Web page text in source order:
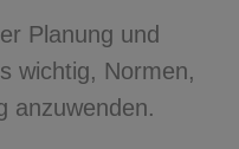
Planung und
wichtig, Normen,
anzuwenden.